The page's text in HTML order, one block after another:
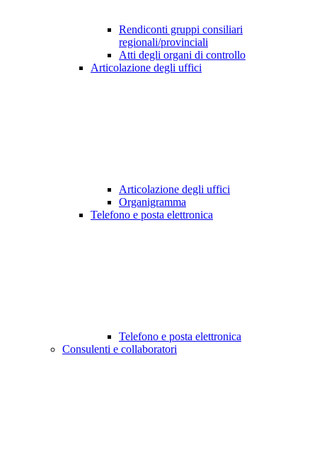
Rendiconti gruppi consiliari
regionali/provinciali
Atti degli organi di controllo
Articolazione degli uffici
Articolazione degli uffici
Organigramma
Telefono e posta elettronica
Telefono e posta elettronica
Consulenti e collaboratori